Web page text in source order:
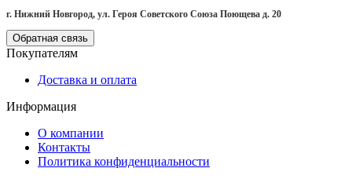
г. Нижний Новгород, ул. Героя Советского Союза Поющева д. 20
Обратная связь
Покупателям
Доставка и оплата
Информация
О компании
Контакты
Политика конфиденциальности